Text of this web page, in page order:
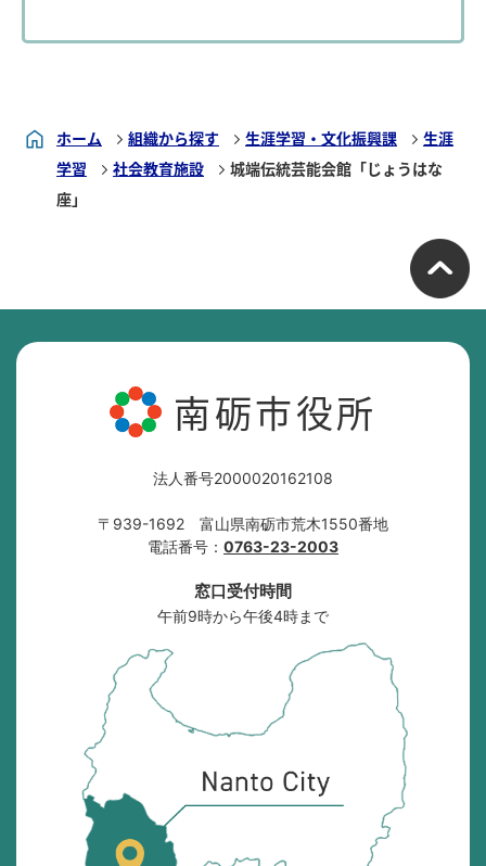
ホーム 組織から探す 生涯学習・文化振興課
生涯
学習
社会教育施設
城端伝統芸能会館「じょうはな
座」
南砺市役所
法人番号2000020162108
〒939-1692 富山県南砺市荒木1550番地
電話番号： 0763-23-2003
窓口受付時間
午前9時から午後4時まで
位
置
を
記